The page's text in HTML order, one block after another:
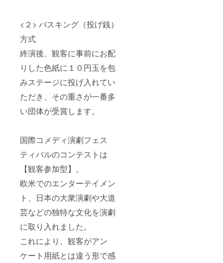
<２> バスキング（投げ銭）
方式
終演後、観客に事前にお配
りした色紙に１０円玉を包
みステージに投げ入れてい
ただき、その重さが一番多
い団体が受賞します。
国際コメディ演劇フェス
ティバルのコンテストは
【観客参加型】。
欧米でのエンターテイメン
ト、日本の大衆演劇や大道
芸などの独特な文化を演劇
に取り入れました。
これにより、観客がアン
ケート用紙とは違う形で感